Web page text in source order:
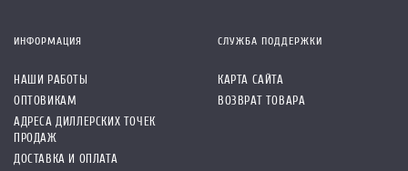
ИНФОРМАЦИЯ
НАШИ РАБОТЫ
ОПТОВИКАМ
АДРЕСА ДИЛЛЕРСКИХ ТОЧЕК
ПРОДАЖ
ДОСТАВКА И ОПЛАТА
СЛУЖБА ПОДДЕРЖКИ
КАРТА САЙТА
ВОЗВРАТ ТОВАРА